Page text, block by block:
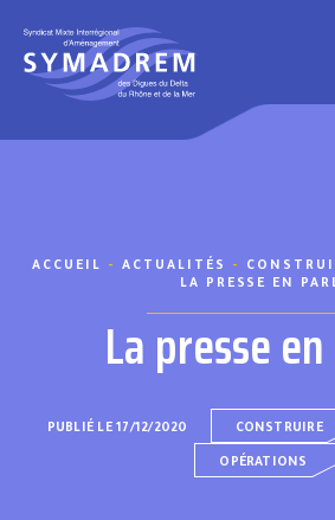
ACCUEIL - ACTUALITÉS -
LA PRESSE EN
La presse
PUBLIÉ LE 17/12/2020 CONSTRUIRE
OPÉRATIONS